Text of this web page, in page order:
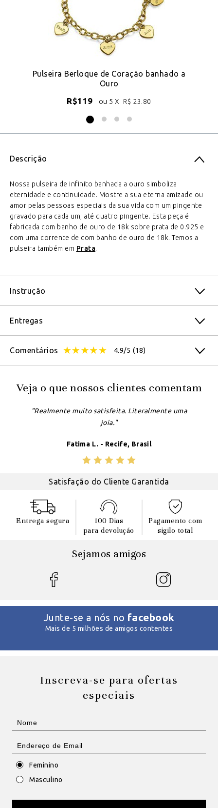
Pulseira Berloque de Coração banhado a
Ouro
R$119 ou 5 X R$ 23.80
Descrição
Nossa pulseira de infinito banhada a ouro simboliza
eternidade e continuidade. Mostre a sua eterna amizade ou
amor pelas pessoas especiais da sua vida com um pingente
gravado para cada um, até quatro pingente. Esta peça é
fabricada com banho de ouro de 18k sobre prata de 0.925 e
com uma corrente de com banho de ouro de 18k. Temos a
pulseira também em Prata.
Instrução
Entregas
Comentários 4.9/5 (18)
Veja o que nossos clientes comentam
"Realmente muito satisfeita. Literalmente uma
joia."
Fatima L. - Recife, Brasil
Satisfação do Cliente Garantida
Entrega segura
100 Dias
para devoluçáo
Pagamento com
sigilo total
Sejamos amigos
Junte-se a nós no facebook
Mais de 5 milhões de amigos contentes
Inscreva-se para ofertas
especiais
Feminino
Masculino